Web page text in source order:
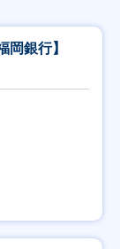
岡銀行】